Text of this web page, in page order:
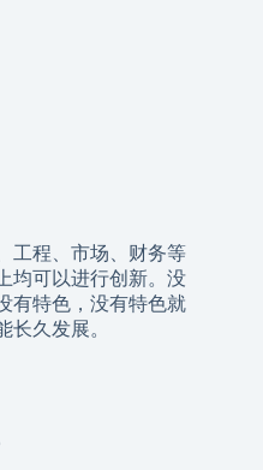
工程、市场、财务等
均可以进行创新。没
有特色，没有特色就
长久发展。